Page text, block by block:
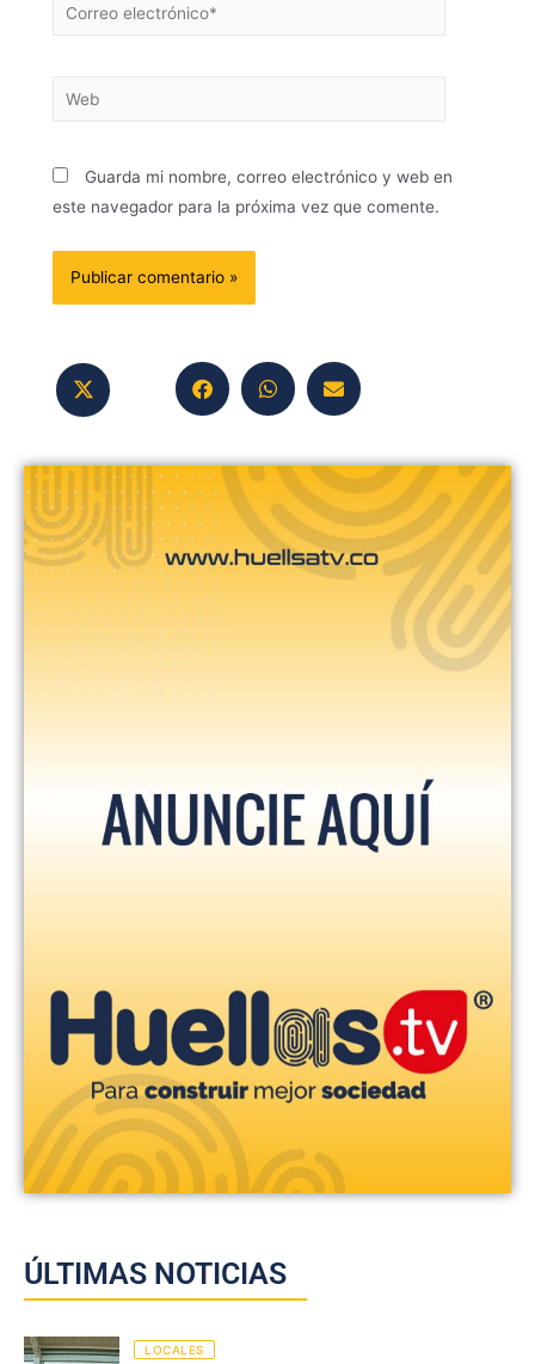
Guarda mi nombre, correo electrónico y web en
este navegador para la próxima vez que comente.
ÚLTIMAS NOTICIAS
LOCALES